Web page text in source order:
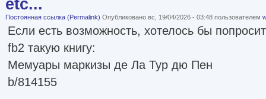
etc...
Постоянная ссылка (Permalink) Опубликовано вс, 19/04/2026 - 03:48 пользователем
Если есть возможность, хотелось бы
fb2 такую книгу:
Мемуары маркизы де Ла Тур дю Пен
b/814155